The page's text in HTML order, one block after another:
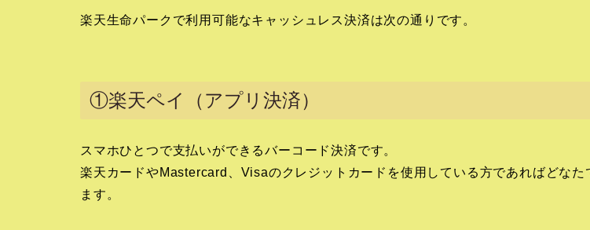
楽天生命パークで利用可能なキャッシュレス決済は次の通りです。
①楽天ペイ（アプリ決済）
スマホひとつで支払いができるバーコード決済です。
楽天カードやMastercard、Visaのクレジットカードを使用している方であればどなた
ます。